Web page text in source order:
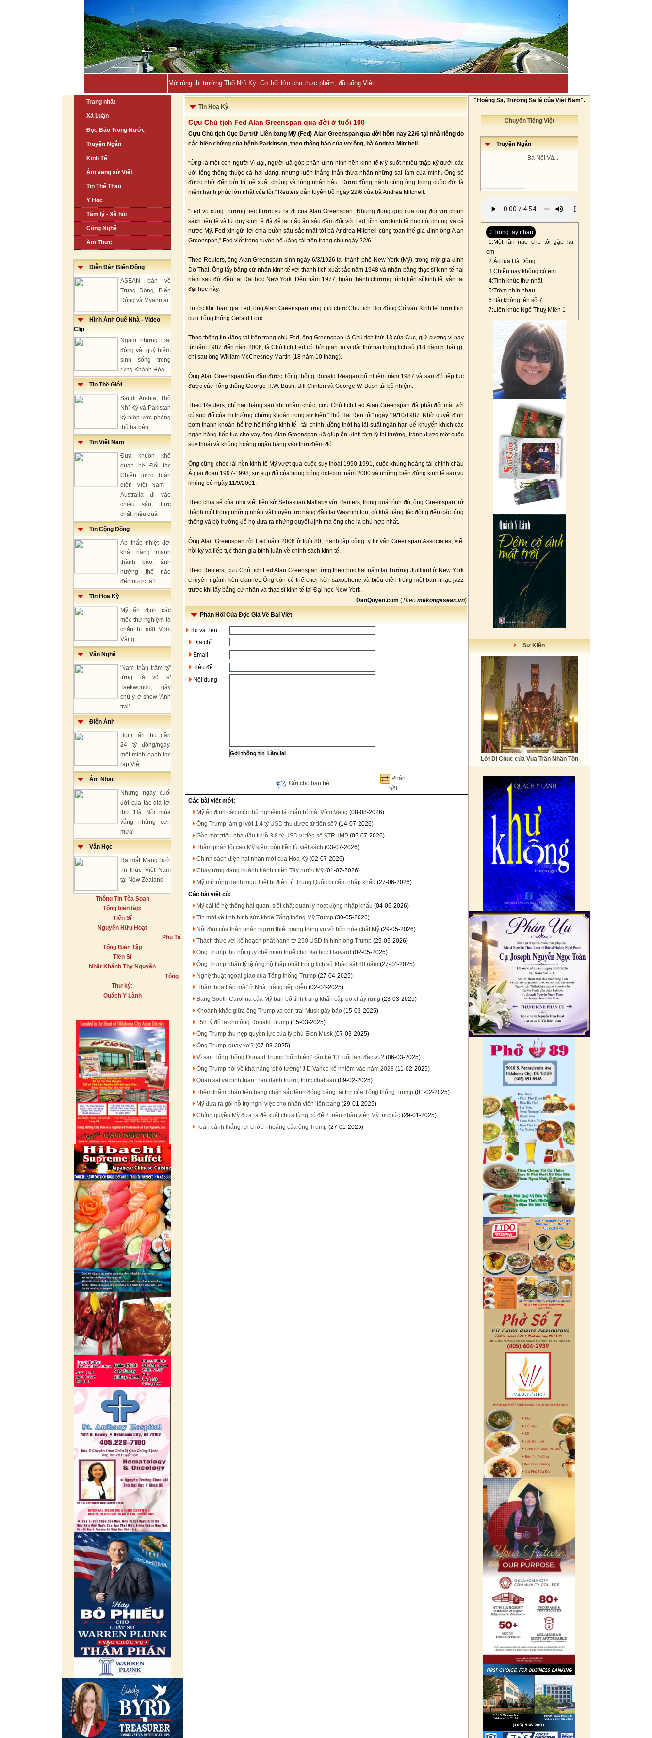
Mở rộng thị trường Thổ Nhĩ Kỳ: Cơ hội lớn cho thực phẩm, đồ uống Việt
Trang nhất
Xã Luận
Đọc Báo Trong Nước
Truyện Ngắn
Kinh Tế
Âm vang sử Việt
Tin Thể Thao
Y Học
Tâm lý - Xã hội
Công Nghệ
Ẩm Thực
Diễn Đàn Biển Đông
ASEAN bàn về
Trung Đông, Biển
Đông và Myanmar
Hình Ảnh Quê Nhà - Video
Clip
Ngắm những loài
động vật quý hiếm
sinh sống trong
rừng Khánh Hòa
Tin Thế Giới
Saudi Arabia, Thổ
Nhĩ Kỳ và Pakistan
ký hiệp ước phòng
thủ ba bên
Tin Việt Nam
Đưa khuôn khổ
quan hệ Đối tác
Chiến lược Toàn
diện Việt Nam -
Australia đi vào
chiều sâu, thực
chất, hiệu quả
Tin Cộng Đồng
Áp thấp nhiệt đới
khả năng mạnh
thành bão, ảnh
hưởng thế nào
đến nước ta?
Tin Hoa Kỳ
Mỹ ấn định các
mốc thử nghiệm lá
chắn bí mật Vòm
Vàng
Văn Nghệ
'Nam thần trăm tỷ'
từng là võ sĩ
Taekwondo, gây
chú ý ở show 'Anh
trai'
Điện Ảnh
Bom tấn thu gần
24 tỷ đồng/ngày,
một mình oanh tạc
rạp Việt
Âm Nhạc
Những ngày cuối
đời của tác giả lời
thơ 'Hà Nội mùa
vắng những cơn
mưa'
Văn Học
Ra mắt Mạng lưới
Tri thức Việt Nam
tại New Zealand
Thông Tin Tòa Soạn
Tổng biên tập:
Tiến Sĩ
Nguyễn Hữu Hoạt
Phụ Tá
Tổng Biên Tập
Tiến Sĩ
Nhật Khánh Thy Nguyễn
Tổng
Thư ký:
Quách Y Lành
Tin Hoa Kỳ
Cựu Chủ tịch Fed Alan Greenspan qua đời ở tuổi 100
Cựu Chủ tịch Cục Dự trữ Liên bang Mỹ (Fed) Alan Greenspan qua đời hôm nay 22/6 tại nhà riêng do
các biến chứng của bệnh Parkinson, theo thông báo của vợ ông, bà Andrea Mitchell.
“Ông là một con người vĩ đại, người đã góp phần định hình nền kinh tế Mỹ suốt nhiều thập kỷ dưới các
đời tổng thống thuộc cả hai đảng, nhưng luôn thẳng thắn thừa nhận những sai lầm của mình. Ông sẽ
được nhớ đến bởi trí tuệ xuất chúng và lòng nhân hậu. Được đồng hành cùng ông trong cuộc đời là
niềm hạnh phúc lớn nhất của tôi,” Reuters dẫn tuyên bố ngày 22/6 của bà Andrea Mitchell.
“Fed vô cùng thương tiếc trước sự ra đi của Alan Greenspan. Những đóng góp của ông đối với chính
sách tiền tệ và tư duy kinh tế đã để lại dấu ấn sâu đậm đối với Fed, lĩnh vực kinh tế học nói chung và cả
nước Mỹ. Fed xin gửi lời chia buồn sâu sắc nhất tới bà Andrea Mitchell cùng toàn thể gia đình ông Alan
Greenspan,” Fed viết trong tuyên bố đăng tải trên trang chủ ngày 22/6.
Theo Reuters, ông Alan Greenspan sinh ngày 6/3/1926 tại thành phố New York (Mỹ), trong một gia đình
Do Thái. Ông lấy bằng cử nhân kinh tế với thành tích xuất sắc năm 1948 và nhận bằng thạc sĩ kinh tế hai
năm sau đó, đều tại Đại học New York. Đến năm 1977, hoàn thành chương trình tiến sĩ kinh tế, vẫn tại
đại học này.
Trước khi tham gia Fed, ông Alan Greenspan từng giữ chức Chủ tịch Hội đồng Cố vấn Kinh tế dưới thời
cựu Tổng thống Gerald Ford.
Theo thông tin đăng tải trên trang chủ Fed, ông Greenspan là Chủ tịch thứ 13 của Cục, giữ cương vị này
từ năm 1987 đến năm 2006, là Chủ tịch Fed có thời gian tại vị dài thứ hai trong lịch sử (18 năm 5 tháng),
chỉ sau ông William McChesney Martin (18 năm 10 tháng).
Ông Alan Greenspan lần đầu được Tổng thống Ronald Reagan bổ nhiệm năm 1987 và sau đó tiếp tục
được các Tổng thống George H.W. Bush, Bill Clinton và George W. Bush tái bổ nhiệm.
Theo Reuters, chỉ hai tháng sau khi nhậm chức, cựu Chủ tịch Fed Alan Greenspan đã phải đối mặt với
cú sụp đổ của thị trường chứng khoán trong sự kiện “Thứ Hai Đen tối” ngày 19/10/1987. Nhờ quyết định
bơm thanh khoản hỗ trợ hệ thống kinh tế - tài chính, đồng thời hạ lãi suất ngắn hạn để khuyến khích các
ngân hàng tiếp tục cho vay, ông Alan Greenspan đã giúp ổn định tâm lý thị trường, tránh được một cuộc
suy thoái và khủng hoảng ngân hàng vào thời điểm đó.
Ông cũng chèo lái nền kinh tế Mỹ vượt qua cuộc suy thoái 1990-1991, cuộc khủng hoảng tài chính châu
Á giai đoạn 1997-1998, sự sụp đổ của bong bóng dot-com năm 2000 và những biến động kinh tế sau vụ
khủng bố ngày 11/9/2001.
Theo chia sẻ của nhà viết tiểu sử Sebastian Mallaby với Reuters, trong quá trình đó, ông Greenspan trở
thành một trong những nhân vật quyền lực hàng đầu tại Washington, có khả năng tác động đến các tổng
thống và bộ trưởng để họ đưa ra những quyết định mà ông cho là phù hợp nhất.
Ông Alan Greenspan rời Fed năm 2006 ở tuổi 80, thành lập công ty tư vấn Greenspan Associates, viết
hồi ký và tiếp tục tham gia bình luận về chính sách kinh tế.
Theo Reuters, cựu Chủ tịch Fed Alan Greenspan từng theo học hai năm tại Trường Juilliard ở New York
chuyên ngành kèn clarinet. Ông còn có thể chơi kèn saxophone và biểu diễn trong một ban nhạc jazz
trước khi lấy bằng cử nhân và thạc sĩ kinh tế tại Đại học New York.
DanQuyen.com (Theo mekongasean.vn)
Phản Hồi Của Độc Giả Về Bài Viết
Họ và Tên
Địa chỉ
Email
Tiêu đề
Nội dung
Gửi cho bạn bè
Phản
hồi
Các bài viết mới:
Mỹ ấn định các mốc thử nghiệm lá chắn bí mật Vòm Vàng (08-08-2026)
Ông Trump làm gì với 1,4 tỷ USD thu được từ tiền số? (14-07-2026)
Gần một triệu nhà đầu tư lỗ 3,8 tỷ USD vì tiền số $TRUMP (05-07-2026)
Thẩm phán tối cao Mỹ kiếm bộn tiền từ viết sách (03-07-2026)
Chính sách điện hạt nhân mới của Hoa Kỳ (02-07-2026)
Cháy rừng đang hoành hành miền Tây nước Mỹ (01-07-2026)
Mỹ mở rộng danh mục thiết bị điện tử Trung Quốc bị cấm nhập khẩu (27-06-2026)
Các bài viết cũ:
Mỹ cải tổ hệ thống hải quan, siết chặt quản lý hoạt động nhập khẩu (04-06-2026)
Tin mới về tình hình sức khỏe Tổng thống Mỹ Trump (30-05-2026)
Nỗi đau của thân nhân người thiệt mạng trong vụ vỡ bồn hóa chất Mỹ (29-05-2026)
Thách thức với kế hoạch phát hành tờ 250 USD in hình ông Trump (29-05-2026)
Ông Trump thu hồi quy chế miễn thuế cho Đại học Harvard (02-05-2025)
Ông Trump nhận tỷ lệ ủng hộ thấp nhất trong lịch sử khảo sát 80 năm (27-04-2025)
Nghệ thuật ngoại giao của Tổng thống Trump (27-04-2025)
'Thảm họa bảo mật' ở Nhà Trắng tiếp diễn (02-04-2025)
Bang South Carolina của Mỹ ban bố tình trạng khẩn cấp do cháy rừng (23-03-2025)
Khoảnh khắc giữa ông Trump và con trai Musk gây bão (15-03-2025)
158 tỷ đô la cho ông Donald Trump (15-03-2025)
Ông Trump thu hẹp quyền lực của tỷ phú Elon Musk (07-03-2025)
Ông Trump 'quay xe'? (07-03-2025)
Vì sao Tổng thống Donald Trump 'bổ nhiệm' cậu bé 13 tuổi làm đặc vụ? (06-03-2025)
Ông Trump nói về khả năng 'phó tướng' J.D Vance kế nhiệm vào năm 2028 (11-02-2025)
Quan sát và bình luận: Tạo danh trước, thực chất sau (09-02-2025)
Thêm thẩm phán liên bang chặn sắc lệnh đóng băng tài trợ của Tổng thống Trump (01-02-2025)
Mỹ đưa ra gói hỗ trợ nghỉ việc cho nhân viên liên bang (29-01-2025)
Chính quyền Mỹ đưa ra đề xuất chưa từng có để 2 triệu nhân viên Mỹ từ chức (29-01-2025)
Toàn cảnh thắng lợi chớp nhoáng của ông Trump (27-01-2025)
"Hoàng Sa, Trường Sa là của Việt Nam".
Chuyển Tiếng Việt
Truyện Ngắn
Bà Nội Và...
0:Trong tay nhau
1:Một lần nào cho tôi gặp lại
em
2:Áo lụa Hà Đông
3:Chiều nay không có em
4:Tình khúc thứ nhất
5:Trộm nhìn nhau
6:Bài không tên số 7
7:Liên khúc Ngô Thuỵ Miên 1
Sự Kiện
Lời Di Chúc của Vua Trần Nhân Tôn